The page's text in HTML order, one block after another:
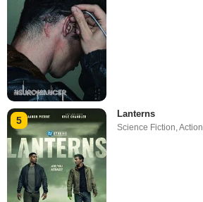
5
Lanterns
Science Fiction ,Action